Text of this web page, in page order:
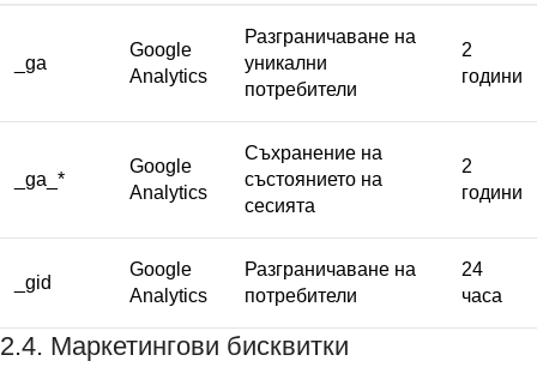
_ga
Google
Analytics
Разграничаване на
уникални
потребители
2
години
_ga_*
Google
Analytics
Съхранение на
състоянието на
сесията
2
години
_gid
Google
Analytics
Разграничаване на
потребители
24
часа
2.4. Маркетингови бисквитки